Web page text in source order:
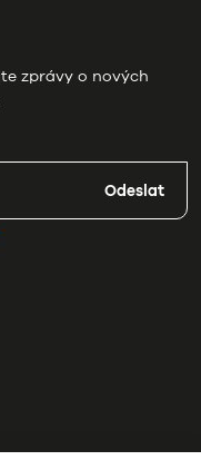
zprávy o nových
Odeslat